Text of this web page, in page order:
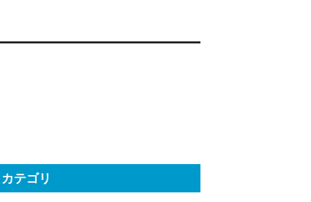
カテゴリ